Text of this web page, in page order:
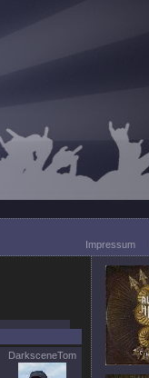
Impressum
DarksceneTom